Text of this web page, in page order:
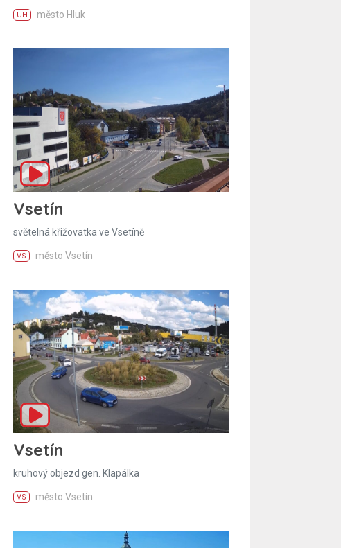
UH město Hluk
Vsetín
světelná křižovatka ve Vsetíně
VS město Vsetín
Vsetín
kruhový objezd gen. Klapálka
VS město Vsetín